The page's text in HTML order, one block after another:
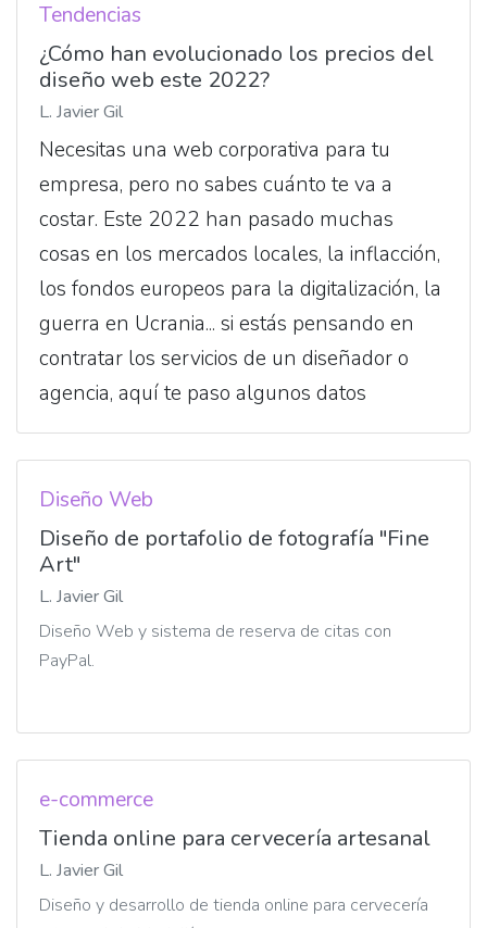
Tendencias
¿Cómo han evolucionado los precios del
diseño web este 2022?
L. Javier Gil
Necesitas una web corporativa para tu
empresa, pero no sabes cuánto te va a
costar. Este 2022 han pasado muchas
cosas en los mercados locales, la inflacción,
los fondos europeos para la digitalización, la
guerra en Ucrania... si estás pensando en
contratar los servicios de un diseñador o
agencia, aquí te paso algunos datos
Diseño Web
Diseño de portafolio de fotografía "Fine
Art"
L. Javier Gil
Diseño Web y sistema de reserva de citas con
PayPal.
e-commerce
Tienda online para cervecería artesanal
L. Javier Gil
Diseño y desarrollo de tienda online para cervecería